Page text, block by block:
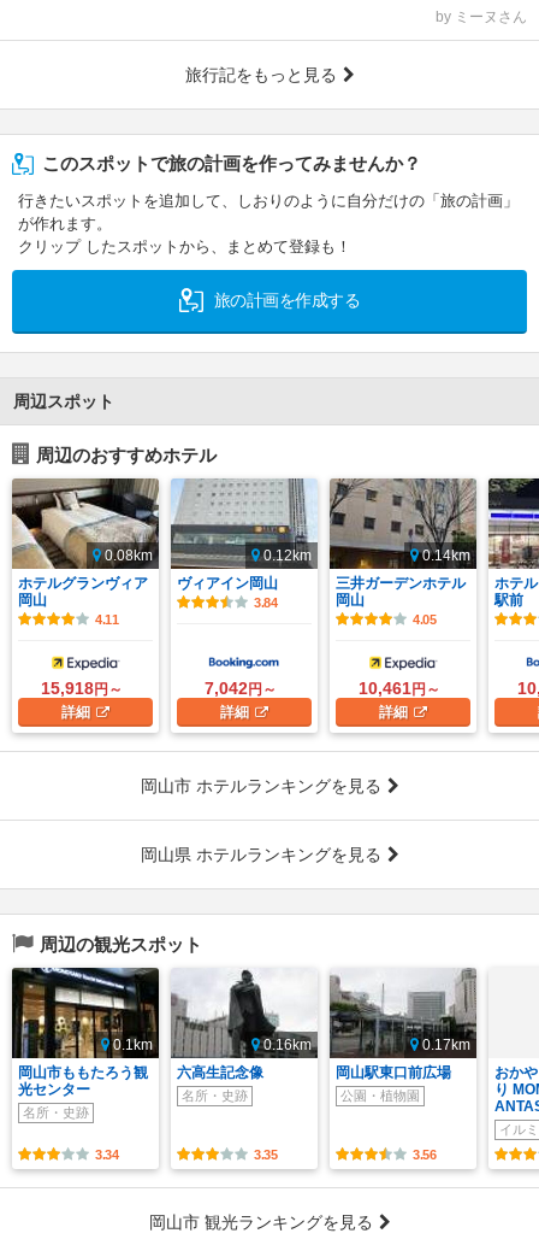
by ミーヌさん
旅行記をもっと見る
このスポットで旅の計画を作ってみませんか？
行きたいスポットを追加して、しおりのように自分だけの「旅の計画」
が作れます。
クリップ したスポットから、まとめて登録も！
旅の計画を作成する
周辺スポット
周辺のおすすめホテル
0.08km
ホテルグランヴィア
岡山
4.11
15,918円～
詳細
0.12km
ヴィアイン岡山
3.84
7,042円～
詳細
0.14km
三井ガーデンホテル
岡山
4.05
10,461円～
詳細
ホテ
駅前
岡山市 ホテルランキングを見る
岡山県 ホテルランキングを見る
周辺の観光スポット
0.1km
岡山市ももたろう観
光センター
名所・史跡
3.34
0.16km
六高生記念像
名所・史跡
3.35
0.17km
岡山駅東口前広場
公園・植物園
3.56
おか
り
イル
岡山市 観光ランキングを見る